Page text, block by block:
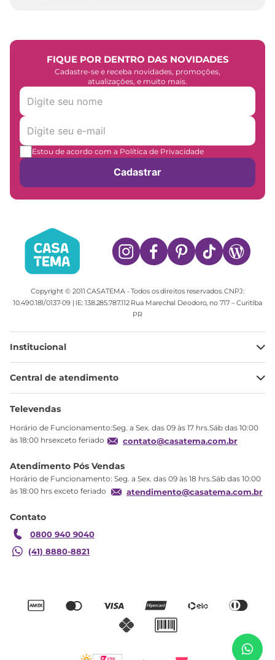
FIQUE POR DENTRO DAS NOVIDADES
Cadastre-se e receba novidades, promoções,
atualizações, e muito mais.
Estou de acordo com a Política de Privacidade
Cadastrar
Copyright © 2011 CASATEMA - Todos os direitos reservados. CNPJ:
10.490.181/0137-09 | IE: 138.285.787.112 Rua Marechal Deodoro, no 717 – Curitiba
PR
Institucional
Minha Conta
Meus pedidos
Troca
Garantia
Central de atendimento
Ajuda
Televendas
Horário de Funcionamento:Seg. a Sex. das 09 às 17 hrs.Sáb das 10:00
às 18:00 hrsexceto feriado
contato@casatema.com.br
Atendimento Pós Vendas
Horário de Funcionamento: Seg. a Sex. das 09 às 18 hrs.Sáb das 10:00
às 18:00 hrs exceto feriado
atendimento@casatema.com.br
Contato
0800 940 9040
(41) 8880-8821